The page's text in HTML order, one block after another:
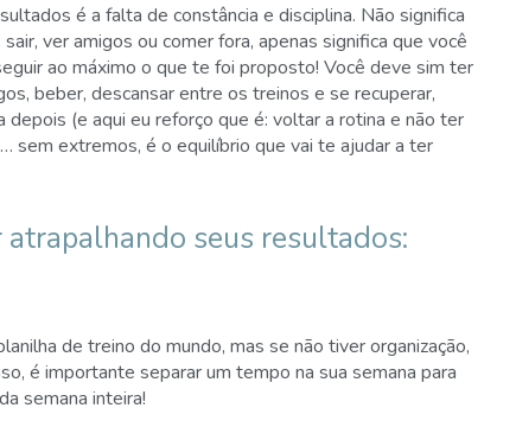
é a falta de constância e disciplina. Não significa
ver amigos ou comer fora, apenas significa que você
ao máximo o que te foi proposto! Você deve sim ter
beber, descansar entre os treinos e se recuperar,
(e aqui eu reforço que é: voltar a rotina e não ter
sem extremos, é o equilíbrio que vai te ajudar a ter
seus resultados:
de treino do mundo, mas se não tiver organização,
é importante separar um tempo na sua semana para
semana inteira!